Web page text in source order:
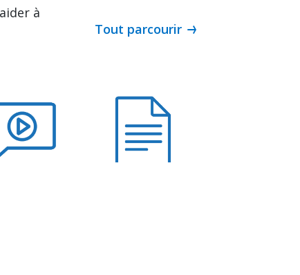
à
Tout parcourir